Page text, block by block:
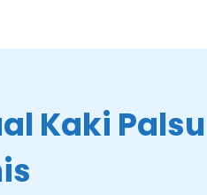
Kaki Palsu